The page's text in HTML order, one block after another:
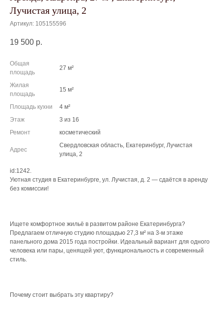
Лучистая улица, 2
Артикул: 105155596
19 500 р.
Общая
площадь
27 м²
Жилая
площадь
15 м²
Площадь кухни
4 м²
Этаж
3 из 16
Ремонт
косметический
Адрес
Свердловская область, Екатеринбург, Лучистая
улица, 2
id:1242.
Уютная студия в Екатеринбурге, ул. Лучистая, д. 2 — сдаётся в аренду
без комиссии!
Ищете комфортное жильё в развитом районе Екатеринбурга?
Предлагаем отличную студию площадью 27,3 м² на 3‑м этаже
панельного дома 2015 года постройки. Идеальный вариант для одного
человека или пары, ценящей уют, функциональность и современный
стиль.
Почему стоит выбрать эту квартиру?